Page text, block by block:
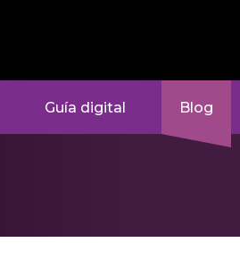
Guía digital Blog